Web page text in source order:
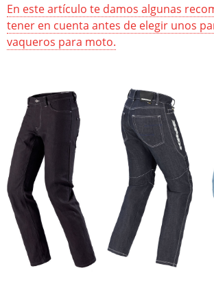
En este artículo te damos algunas
tener en cuenta antes de elegir unos
vaqueros para moto.